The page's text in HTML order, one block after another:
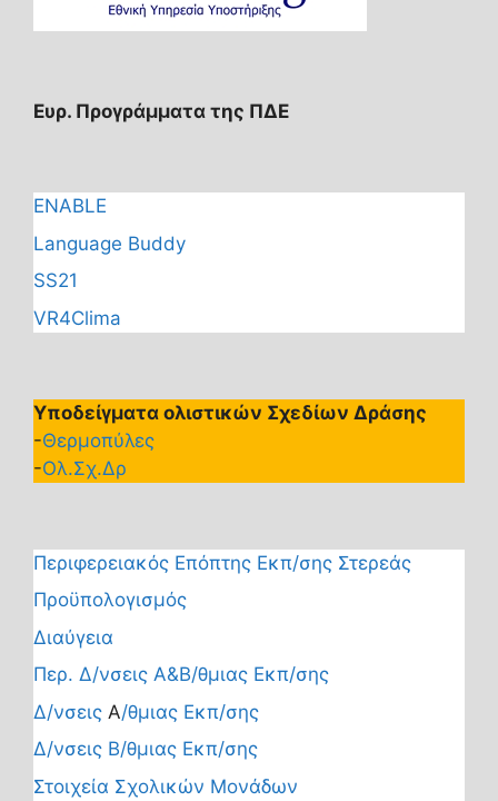
Ευρ. Προγράμματα της ΠΔΕ
ENABLE
Language Buddy
SS21
VR4Clima
Υποδείγματα ολιστικών Σχεδίων Δράσης
-Θερμοπύλες
-Ολ.Σχ.Δρ
Περιφερειακός Επόπτης Εκπ/σης Στερεάς
Προϋπολογισμός
Διαύγεια
Περ. Δ/νσεις Α&Β/θμιας Εκπ/σης
Δ/νσεις Α/θμιας Εκπ/σης
Δ/νσεις Β/θμιας Εκπ/σης
Στοιχεία Σχολικών Μονάδων